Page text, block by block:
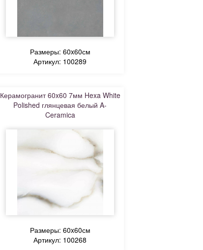
Размеры: 60x60см
Артикул: 100289
Керамогранит 60x60 7мм Hexa White
Polished глянцевая белый A-
Ceramica
Размеры: 60x60см
Артикул: 100268